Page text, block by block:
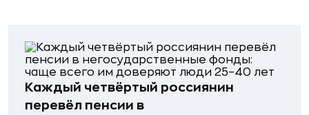
Каждый четвёртый россиянин
перевёл пенсии в